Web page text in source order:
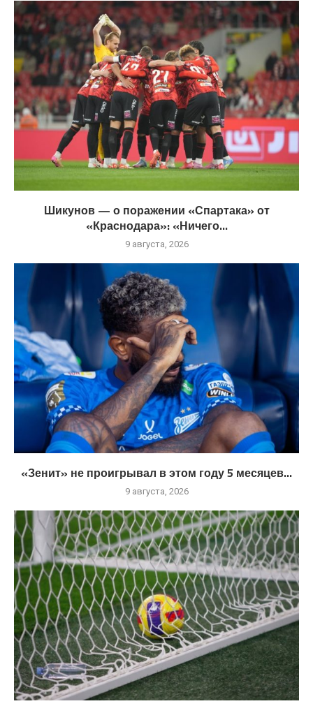
Шикунов — о поражении «Спартака» от
«Краснодара»: «Ничего...
9 августа, 2026
«Зенит» не проигрывал в этом году 5 месяцев...
9 августа, 2026